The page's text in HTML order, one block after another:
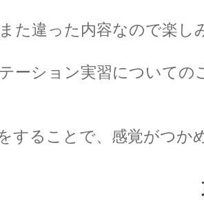
た違った内容なので楽し
ーション実習についての
することで、感覚がつか